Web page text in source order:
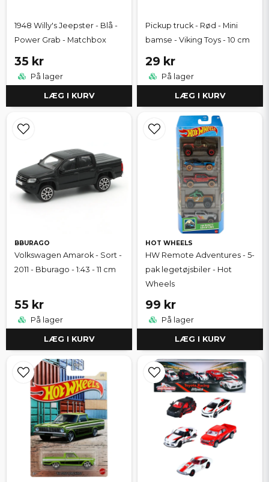
1948 Willy's Jeepster - Blå -
Power Grab - Matchbox
35 kr
På lager
LÆG I KURV
Pickup truck - Rød - Mini
bamse - Viking Toys - 10 cm
29 kr
På lager
LÆG I KURV
BBURAGO
Volkswagen Amarok - Sort -
2011 - Bburago - 1:43 - 11 cm
55 kr
På lager
LÆG I KURV
HOT WHEELS
HW Remote Adventures - 5-
pak legetøjsbiler - Hot
Wheels
99 kr
På lager
LÆG I KURV